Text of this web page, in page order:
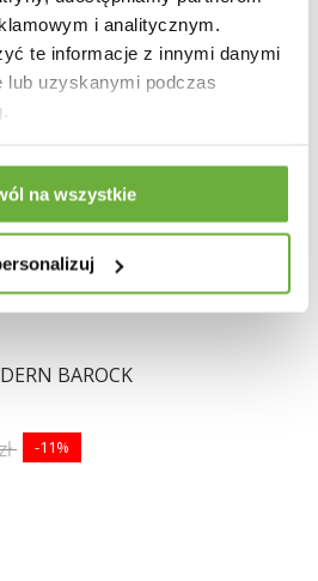
i analitycznym.
te informacje z innymi danymi
lub uzyskanymi podczas
na wszystkie
BAROCK
-11%